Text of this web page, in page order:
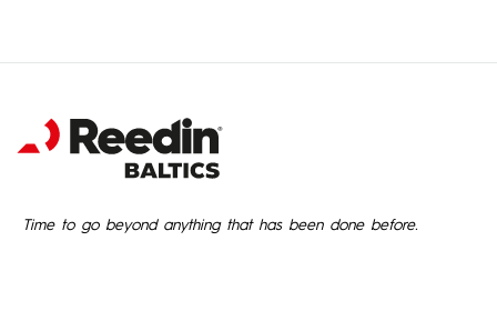
Time to go beyond anything that has been done before.